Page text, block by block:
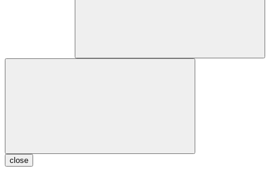
close